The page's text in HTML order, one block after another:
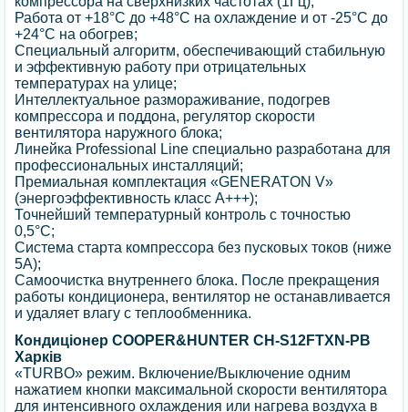
Работа от +18°C до +48°C на охлаждение и от -25°C до
+24°C на обогрев;
Специальный алгоритм, обеспечивающий стабильную
и эффективную работу при отрицательных
температурах на улице;
Интеллектуальное размораживание, подогрев
компрессора и поддона, регулятор скорости
вентилятора наружного блока;
Линейка Professional Line специально разработана для
профессиональных инсталляций;
Премиальная комплектация «GENERATON V»
(энергоэффективность класс А+++);
Точнейший температурный контроль с точностью
0,5°C;
Система старта компрессора без пусковых токов (ниже
5А);
Самоочистка внутреннего блока. После прекращения
работы кондиционера, вентилятор не останавливается
и удаляет влагу с теплообменника.
Кондиціонер COOPER&HUNTER CH-S12FTXN-PB
Харків
«TURBO» режим. Включение/Выключение одним
нажатием кнопки максимальной скорости вентилятора
для интенсивного охлаждения или нагрева воздуха в